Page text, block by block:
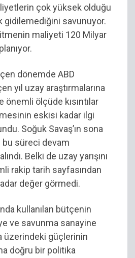
çok yüksek olduğu
gidilemediğini savunuyor.
maliyeti 120 Milyar
dönemde ABD
yıl uzay araştırmalarına
önemli ölçüde kısıntılar
eskisi kadar ilgi
Soğuk Savaş’ın sona
süreci devam
Belki de uzay yarışını
rakip tarih sayfasından
değer görmedi.
kullanılan bütçenin
ve savunma sanayine
üzerindeki güçlerinin
doğru bir politika